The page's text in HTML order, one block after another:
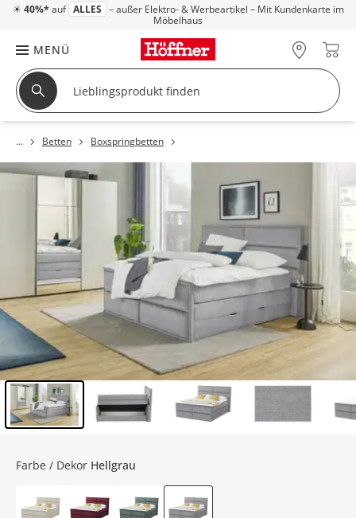
☀ 40%* auf ALLES – außer Elektro- & Werbeartikel – Mit Kundenkarte im
Möbelhaus
MENÜ
Betten Boxspringbetten
Farbe / Dekor Hellgrau